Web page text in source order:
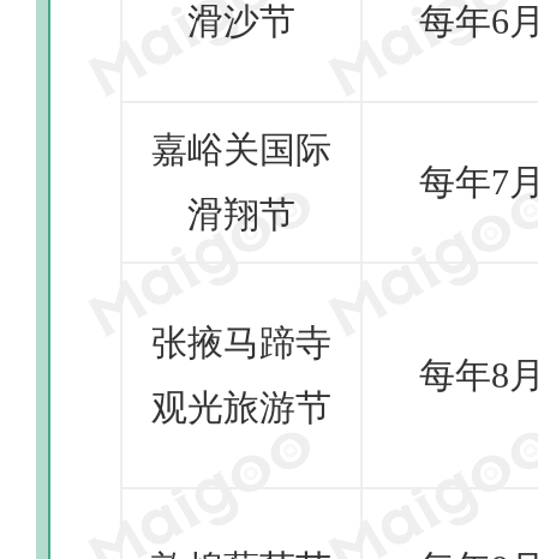
滑沙节 每年6
嘉峪关国际
滑翔节
每年7
张掖马蹄寺
观光旅游节
每年8